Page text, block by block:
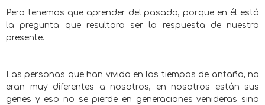
Pero tenemos que aprender del pasado, porque en él está
la pregunta que resultara ser la respuesta de nuestro
presente.
Las personas que han vivido en los tiempos de antaño, no
eran muy diferentes a nosotros, en nosotros están sus
genes y eso no se pierde en generaciones venideras sino